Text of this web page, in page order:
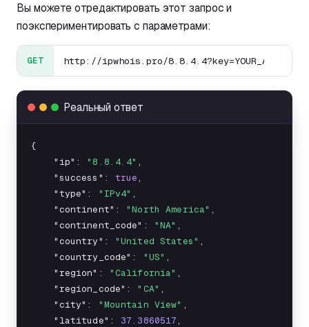
Вы можете отредактировать этот запрос и
поэкспериментировать с параметрами:
GET
Реальный ответ
{
    "ip":
"8.8.4.4" ,
    "success":
true,
    "type":
"IPv4" ,
    "continent":
"North America" ,
    "continent_code":
"NA" ,
    "country":
"United States" ,
    "country_code":
"US" ,
    "region":
"California" ,
    "region_code":
"CA" ,
    "city":
"Mountain View" ,
    "latitude":
37.3860517,